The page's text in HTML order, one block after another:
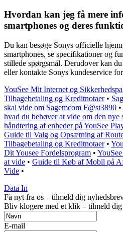
Hvordan kan jeg få mere
smartphones og deres
Du kan besøge Sonys officielle
smartphones, se specifikationer og
stillede spørgsmål. Derudover kan
eller kontakte Sonys kundeservice
YouSee Mit Internet og
Tilbagebetaling og Kreditnotaer•
skal vide om Sagemcom F@st3890 •
hvad du behøver at vide om den nye
håndtering af enheder på YouSee
Guide til Valg og Opsætning af
Tilbagebetaling og Kreditnotaer•
Dit Yousee Fordelsprogram •
at vide • Guide til Køb af Mobil på
Vide •
Data In
Få nyt fra os – tilmeld dig
Bliv klogere med et klik – tilmeld dig
E-mail